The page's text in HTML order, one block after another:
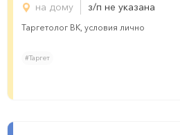
на дому з/п не указана
Таргетолог ВК, условия лично
#Таргет